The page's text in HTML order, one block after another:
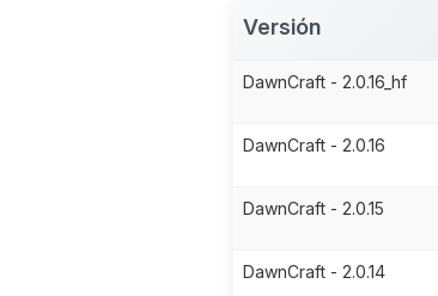
Versión
DawnCraft - 2.0.16_hf
DawnCraft - 2.0.16
DawnCraft - 2.0.15
DawnCraft - 2.0.14